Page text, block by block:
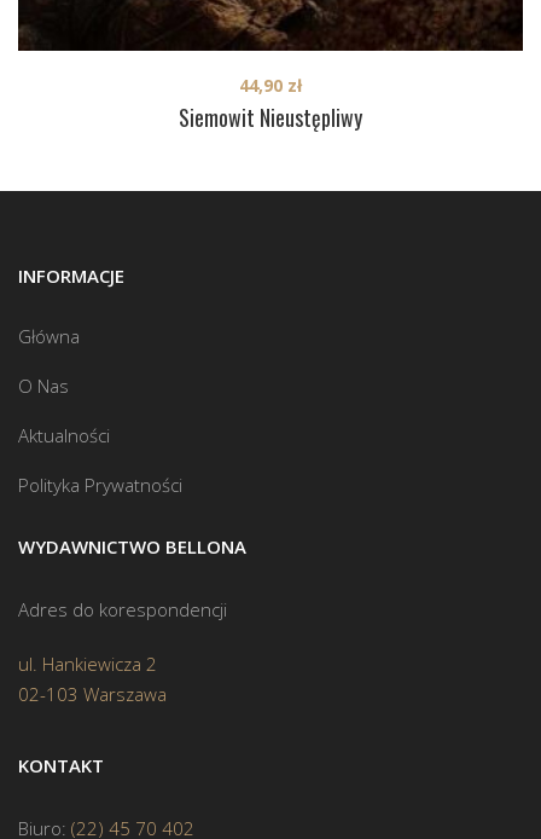
Siemowit Nieustępliwy
44,90 zł
INFORMACJE
Główna
O Nas
Aktualności
Polityka Prywatności
WYDAWNICTWO BELLONA
Adres do korespondencji
ul. Hankiewicza 2
02-103 Warszawa
KONTAKT
Biuro: (22) 45 70 402